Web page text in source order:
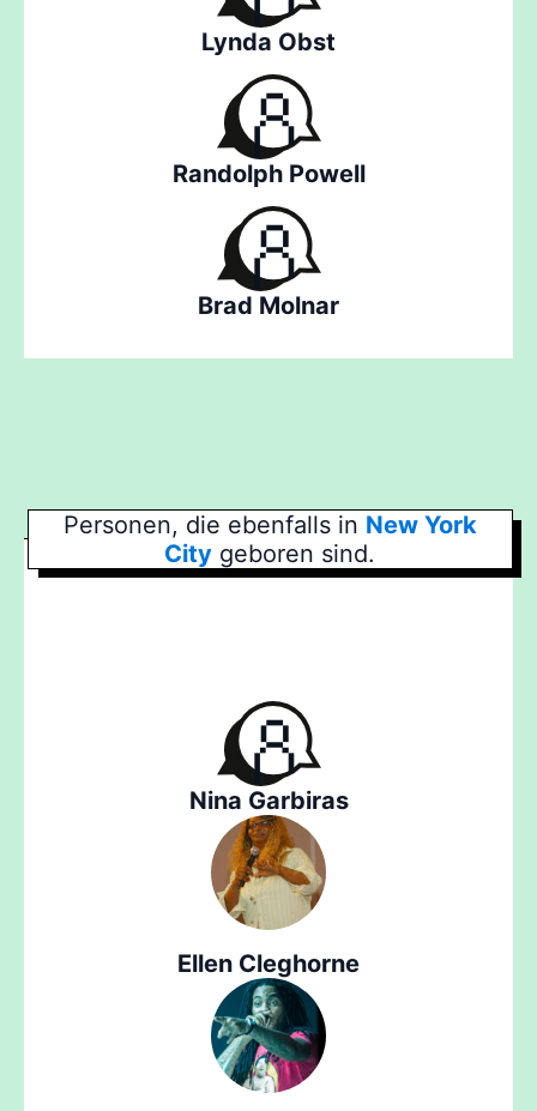
Lynda Obst
Randolph Powell
Brad Molnar
Personen, die ebenfalls in New York
City geboren sind.
Nina Garbiras
Ellen Cleghorne